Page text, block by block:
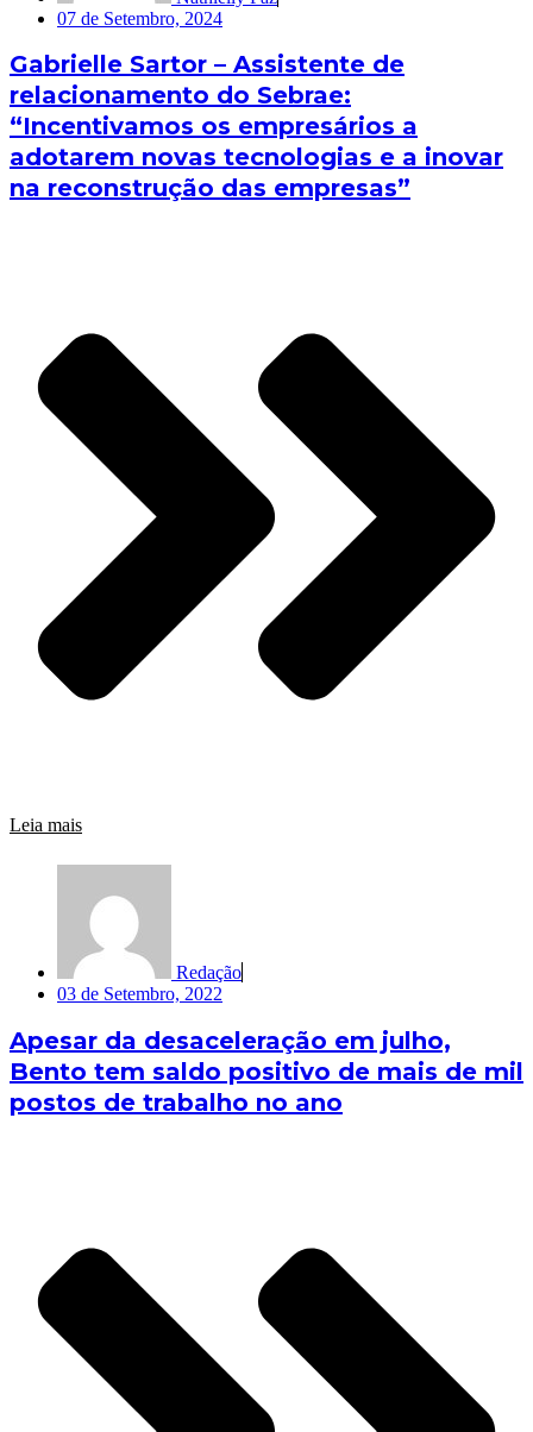
07 de Setembro, 2024
Gabrielle Sartor – Assistente de
relacionamento do Sebrae:
“Incentivamos os empresários a
adotarem novas tecnologias e a inovar
na reconstrução das empresas”
Leia mais
Redação
03 de Setembro, 2022
Apesar da desaceleração em julho,
Bento tem saldo positivo de mais de mil
postos de trabalho no ano